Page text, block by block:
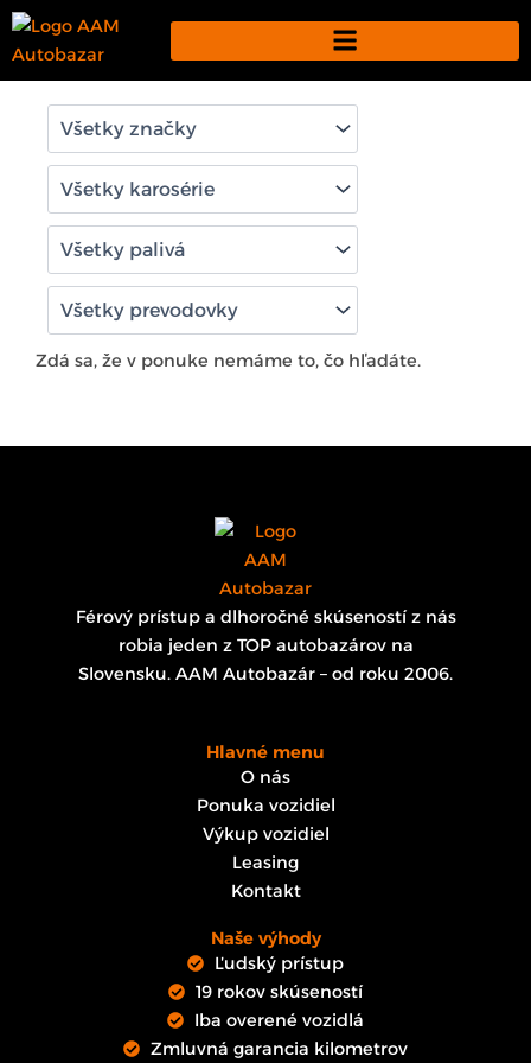
Preskočiť
Zdá sa, že v ponuke nemáme to, čo hľadáte.
Férový prístup a dlhoročné skúseností z nás
robia jeden z TOP autobazárov na
Slovensku. AAM Autobazár – od roku 2006.
Hlavné menu
O nás
Ponuka vozidiel
Výkup vozidiel
Leasing
Kontakt
Naše výhody
Ľudský prístup
19 rokov skúseností
Iba overené vozidlá
Zmluvná garancia kilometrov